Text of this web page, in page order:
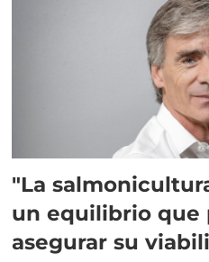
"La
un equilibrio que
asegurar su